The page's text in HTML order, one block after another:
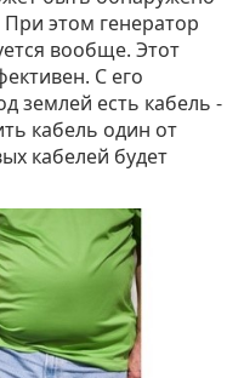
этом генератор
вообще. Этот
С его
землей есть кабель -
кабель один от
кабелей будет